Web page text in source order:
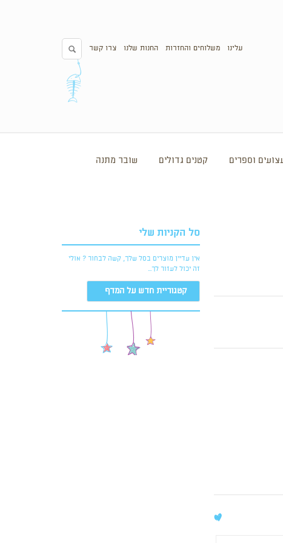
עלינו משלוחים והחזרות החנות שלנו צרו קשר
וספרים קטנים גדולים שובר מתנה
סל הקניות שלי
אין עדיין מוצרים בסל שלך, קשה לבחור ? אולי
זה יכול לעזור לך...
קטגוריית חדש על המדף